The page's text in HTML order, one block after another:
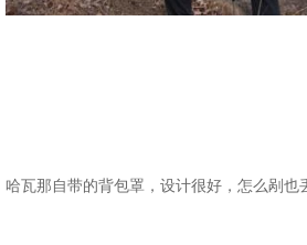
哈瓦那自带的背包罩，设计很好，怎么剐也